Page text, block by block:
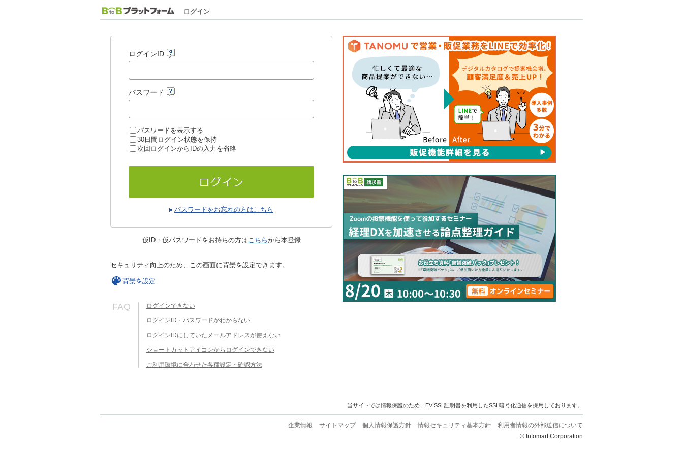
ログイン
ログインID
パスワード
パスワードを表示する
30日間ログイン状態を保持
次回ログインからIDの入力を省略
パスワードをお忘れの方はこちら
仮ID・仮パスワードをお持ちの方はこちらから本登録
セキュリティ向上のため、この画面に背景を設定できます。
背景を設定
FAQ ログインできない
ログインID・パスワードがわからない
ログインIDにしていたメールアドレスが使えない
ショートカットアイコンからログインできない
ご利用環境に合わせた各種設定・確認方法
当サイトでは情報保護のため、EV SSL証明書を利用したSSL暗号化通信を採用しております。
企業情報 サイトマップ 個人情報保護方針 情報セキュリティ基本方針
利用者情報の外部送信について
© Infomart Corporation